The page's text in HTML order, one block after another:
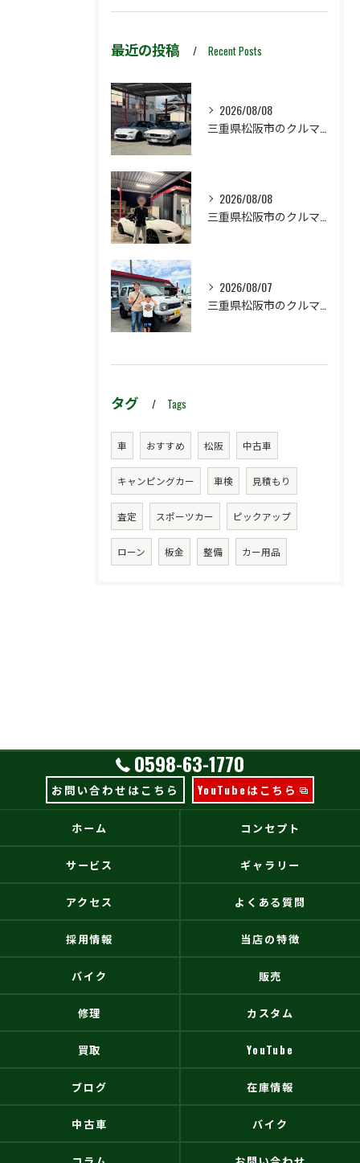
最近の投稿 Recent Posts
2026/08/08
2026/08/08
2026/08/07
タグ Tags
車 おすすめ 松阪 中古車
キャンピングカー 車検 見積もり
査定 スポーツカー ピックアップ
ローン 板金 整備 カー用品
0598-63-1770
お問い合わせはこちら YouTubeはこちら
ホーム コンセプト
サービス ギャラリー
アクセス よくある質問
採用情報 当店の特徴
バイク 販売
修理 カスタム
買取 YouTube
ブログ 在庫情報
中古車 バイク